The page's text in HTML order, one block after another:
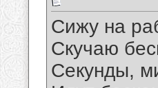
Сижу на
Скучаю
Секунды,